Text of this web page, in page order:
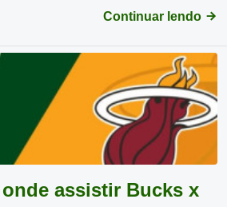
Continuar lendo
assistir Bucks x